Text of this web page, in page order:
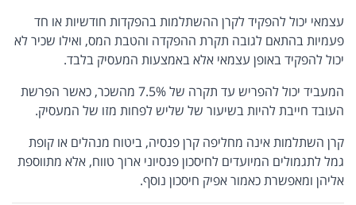
עצמאי יכול להפקיד לקרן ההשתלמות בהפקדות חודשיות או חד
פעמיות בהתאם לגובה תקרת ההפקדה והטבת המס, ואילו שכיר לא
יכול להפקיד באופן עצמאי אלא באמצעות המעסיק בלבד.
המעביד יכול להפריש עד תקרה של 7.5% מהשכר, כאשר הפרשת
העובד חייבת להיות בשיעור של שליש לפחות מזו של המעסיק.
קרן השתלמות אינה מחליפה קרן פנסיה, ביטוח מנהלים או קופת
גמל לתגמולים המיועדים לחיסכון פנסיוני ארוך טווח, אלא מתווספת
אליהן ומאפשרת כאמור אפיק חיסכון נוסף.